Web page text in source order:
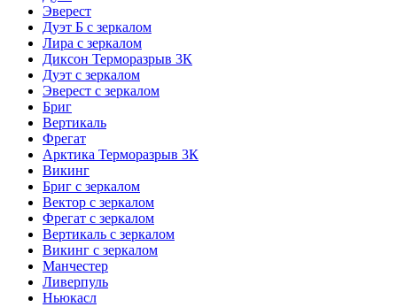
Эверест
Дуэт Б с зеркалом
Лира с зеркалом
Диксон Терморазрыв 3К
Дуэт с зеркалом
Эверест с зеркалом
Бриг
Вертикаль
Фрегат
Арктика Терморазрыв 3К
Викинг
Бриг с зеркалом
Вектор с зеркалом
Фрегат с зеркалом
Вертикаль с зеркалом
Викинг с зеркалом
Манчестер
Ливерпуль
Ньюкасл